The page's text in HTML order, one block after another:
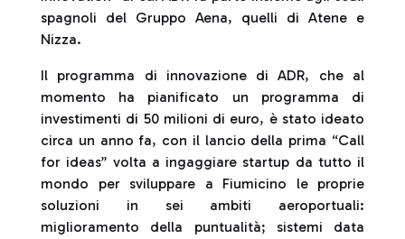
spagnoli del Gruppo Aena, quelli di Atene e
Nizza.
Il programma di innovazione di ADR, che al
momento ha pianificato un programma di
investimenti di 50 milioni di euro, è stato ideato
circa un anno fa, con il lancio della prima “Call
for ideas” volta a ingaggiare startup da tutto il
mondo per sviluppare a Fiumicino le proprie
soluzioni in sei ambiti aeroportuali:
miglioramento della puntualità; sistemi data